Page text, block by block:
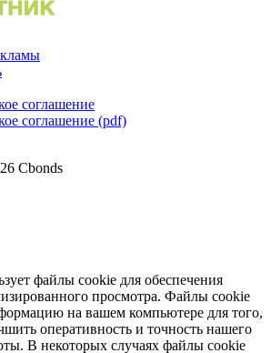
соглашение
Cbonds
файлы cookie для обеспечения